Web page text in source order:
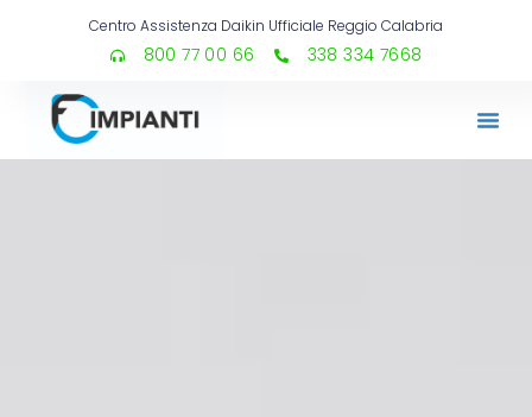
Centro Assistenza Daikin Ufficiale Reggio Calabria
800 77 00 66 338 334 7668​